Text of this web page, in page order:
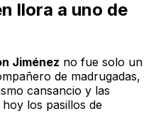
llora a uno de
Jiménez no fue solo un
de madrugadas,
cansancio y las
los pasillos de